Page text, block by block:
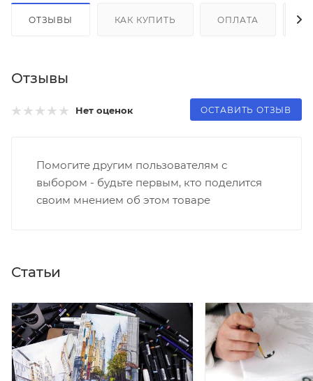
ОТЗЫВЫ КАК КУПИТЬ ОПЛАТА
Отзывы
Нет оценок ОСТАВИТЬ ОТЗЫВ
Помогите другим пользователям с
выбором - будьте первым, кто поделится
своим мнением об этом товаре
Статьи